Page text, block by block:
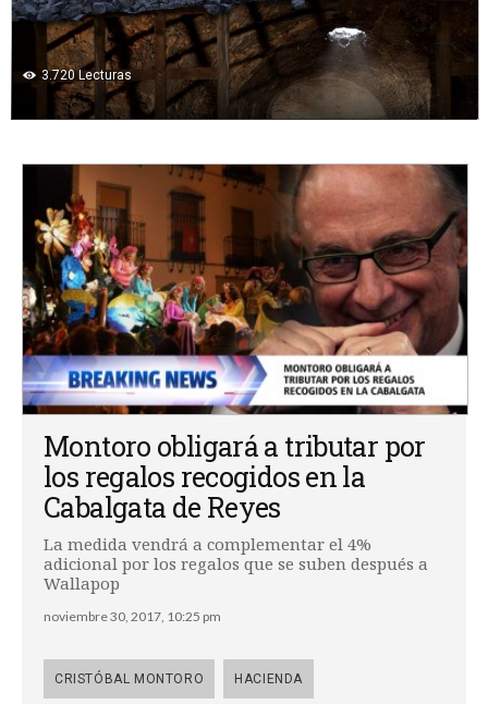
3.720Lecturas
Montoro obligará a tributar por
los regalos recogidos en la
Cabalgata de Reyes
La medida vendrá a complementar el 4%
adicional por los regalos que se suben después a
Wallapop
noviembre 30, 2017, 10:25 pm
CRISTÓBAL MONTORO HACIENDA